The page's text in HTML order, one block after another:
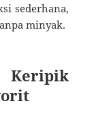
sederhana,
minyak.